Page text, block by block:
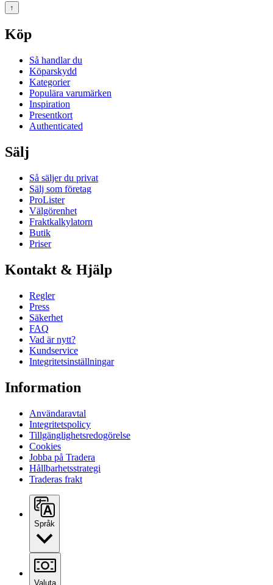
↑
Köp
Så handlar du
Köparskydd
Kategorier
Populära varumärken
Inspiration
Presentkort
Authenticated
Sälj
Så säljer du privat
Sälj som företag
ProLister
Välgörenhet
Fraktkalkylatorn
Butik
Priser
Kontakt & Hjälp
Regler
Press
Säkerhet
FAQ
Vad är nytt?
Kundservice
Integritetsinställningar
Information
Användaravtal
Integritetspolicy
Tillgänglighetsredogörelse
Cookies
Jobba på Tradera
Hållbarhetsstrategi
Traderas frakt
Språk
Valuta